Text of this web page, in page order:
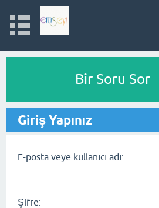
Bir Soru Sor
Giriş Yapınız
E-posta veye kullanıcı adı:
Şifre: